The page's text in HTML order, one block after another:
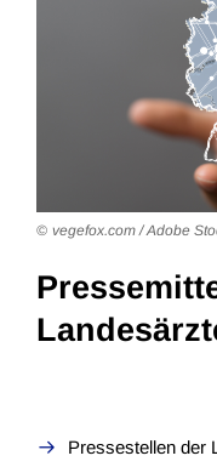
Pressestellen der
vegefox.com / Adobe